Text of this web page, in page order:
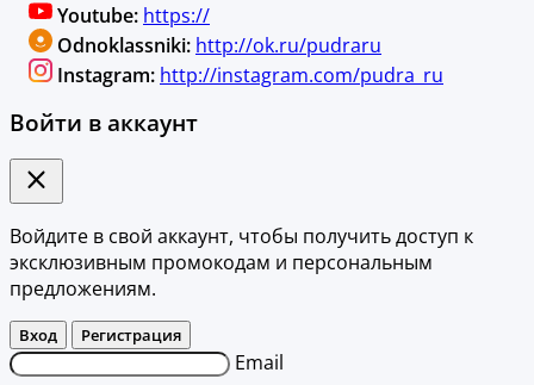
Youtube: https://
Odnoklassniki: http://ok.ru/pudraru
Instagram: http://instagram.com/pudra_ru
Войти в аккаунт
Войдите в свой аккаунт, чтобы получить доступ к
эксклюзивным промокодам и персональным
предложениям.
Вход Регистрация
Email